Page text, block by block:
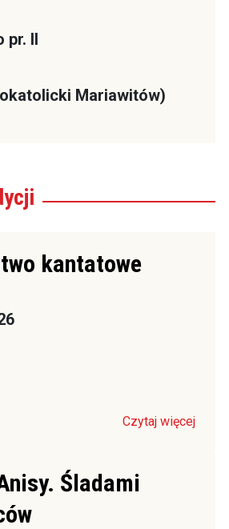
pr. II
Mariawitów)
kantatowe
Czytaj więcej
Śladami